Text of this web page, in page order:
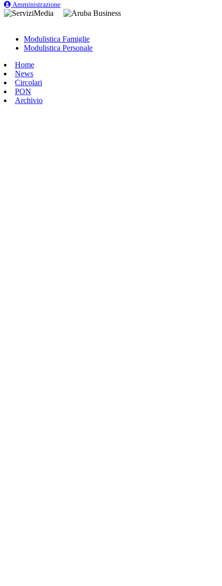
Amministrazione
Modulistica Famiglie
Modulistica Personale
Home
News
Circolari
PON
Archivio